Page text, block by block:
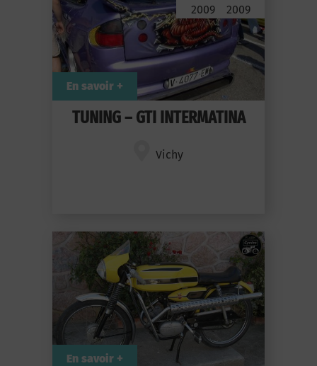
TUNING – GTI INTERMATINA
Vichy
2009
2009
En savoir +
En savoir +